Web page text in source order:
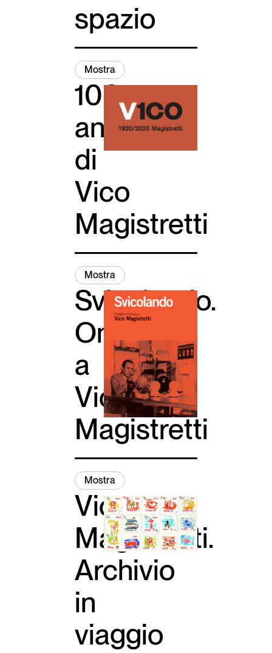
spazio
Mostra
100
anni
di
Vico
Magistretti
Mostra
Svicolando.
Omaggio
a
Vico
Magistretti
Mostra
Vico
Magistretti.
Archivio
in
viaggio